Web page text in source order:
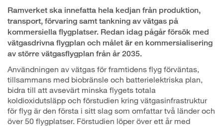
Ramverket ska innefatta hela kedjan från produktion,
transport, förvaring samt tankning av vätgas på
kommersiella flygplatser. Redan idag pågår försök med
vätgasdrivna flygplan och målet är en kommersialisering
av större vätgasflygplan från år 2035.
Användningen av vätgas för framtidens flyg förväntas,
tillsammans med biobränsle och batterielektriska plan,
bidra till att avsevärt minska flygets totala
koldioxidutsläpp och förstudien kring vätgasinfrastruktur
för flyg är den första i sitt slag som omfattar två länder och
över 50 flygplatser. Förstudien löper över ett år med